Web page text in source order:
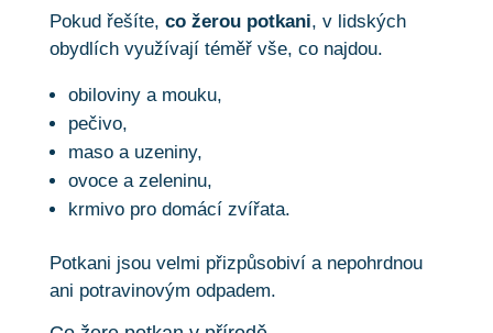
Pokud řešíte, co žerou potkani, v lidských
obydlích využívají téměř vše, co najdou.
obiloviny a mouku,
pečivo,
maso a uzeniny,
ovoce a zeleninu,
krmivo pro domácí zvířata.
Potkani jsou velmi přizpůsobiví a nepohrdnou
ani potravinovým odpadem.